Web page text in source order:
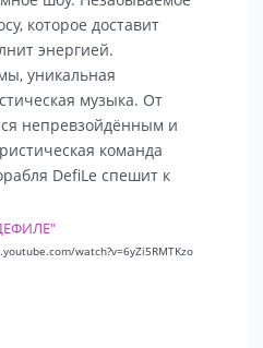
которое доставит
энергией.
уникальная
музыка. От
непревзойдённым и
команда
DefiLe спешит к
watch?v=6yZi5RMTKzo